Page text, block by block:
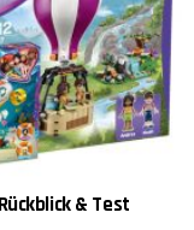
& Test